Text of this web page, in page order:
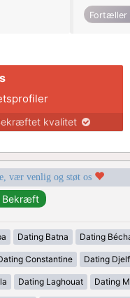
Fortæller
kvalitet
vær venlig og støt os
Dating Batna Dating
Constantine Dating
Dating Laghouat Dating